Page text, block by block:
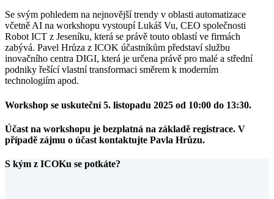
Se svým pohledem na nejnovější trendy v oblasti automatizace
včetně AI na workshopu vystoupí Lukáš Vu, CEO společnosti
Robot ICT z Jeseníku, která se právě touto oblastí ve firmách
zabývá. Pavel Hrůza z ICOK účastníkům představí službu
inovačního centra DIGI, která je určena právě pro malé a střední
podniky řešící vlastní transformaci směrem k moderním
technologiím apod.
Workshop se uskuteční 5. listopadu 2025 od 10:00 do 13:30.
Účast na workshopu je bezplatná na základě registrace. V
případě zájmu o účast kontaktujte Pavla Hrůzu.
S kým z ICOKu se potkáte?